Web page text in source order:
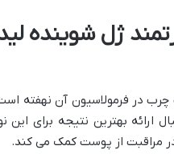
ژل شوینده
در فرمولاسیون آن نهفته
ارائه بهترین نتیجه برای
از پوست کمک می کند.